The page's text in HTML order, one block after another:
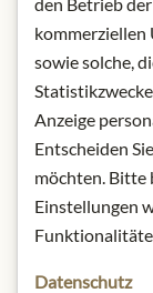
After
Hill,
* Wir
kommerziellen
sowie solche,
Anzeige
Entscheiden
möchten. Bitte
Einstellungen
Datenschutz